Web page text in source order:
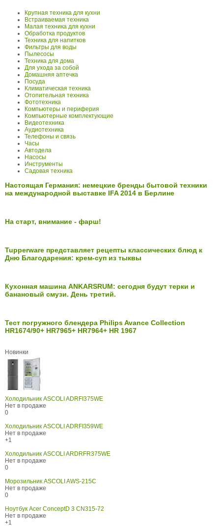
Крупная техника для кухни
Встраиваемая техника
Малая техника для кухни
Обработка продуктов
Техника для напитков
Фильтры для воды
Пылесосы
Техника для дома
Для ухода за собой
Домашняя аптечка
Посуда
Климатическая техника
Отопительная техника
Фототехника
Компьютеры и периферия
Компьютерные комплектующие
Видеотехника
Аудиотехника
Телефоны и связь
Часы
Автодела
Насосы
Инструменты
Садовая техника
Настоящая Германия: немецкие бренды бытовой техники
на международной выставке IFA 2014 в Берлине
На старт, внимание - фарш!
Tupperware представляет рецепты классических блюд к
Дню Благодарения: крем-суп из тыквы
Кухонная машина ANKARSRUM: сегодня будут терки и
банановый смузи. День третий.
Тест погружного блендера Philips Avance Collection
HR1674/90+ HR7965+ HR7964+ HR 1967
Новинки
Холодильник ASCOLI ADRFI375WE
Нет в продаже
0
Холодильник ASCOLI ADRFI359WE
Нет в продаже
+1
Холодильник ASCOLI ARDRFR375WE
Нет в продаже
0
Морозильник ASCOLI AWS-215C
Нет в продаже
0
Ноутбук Acer ConceptD 3 CN315-72
Нет в продаже
+1